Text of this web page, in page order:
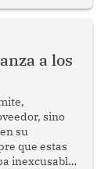
a los
sino
su
que estas
inexcusable